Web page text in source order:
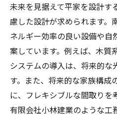
未来を見据えて平家を設計す
慮した設計が求められます。
ネルギー効率の良い設備や
案しています。例えば、木質
システムの導入は、将来的な
す。また、将来的な家族構成
に、フレキシブルな間取りを
有限会社小林建業のような工